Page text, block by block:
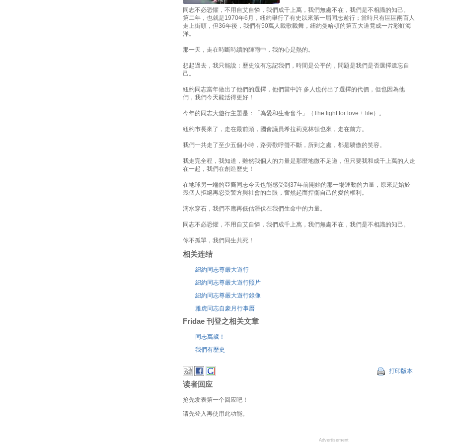
同志不必恐懼，不用自艾自憐，我們成千上萬，我們無處不在，我們是不相識的知己。
第二年，也就是1970年6月，紐約舉行了有史以來第一屆同志遊行；當時只有區區兩百人
走上街頭，但36年後，我們有50萬人載歌載舞，紐約曼哈頓的第五大道竟成一片彩虹海
洋。
那一天，走在時斷時續的陣雨中，我的心是熱的。
想起過去，我只能說：歷史沒有忘記我們，時間是公平的，問題是我們是否選擇遺忘自
己。
紐約同志當年做出了他們的選擇，他們當中許 多人也付出了選擇的代價，但也因為他
們，我們今天能活得更好！
今年的同志大遊行主題是：「為愛和生命奮斗」（The fight for love + life）。
紐約市長來了，走在最前頭，國會議員希拉莉克林頓也來，走在前方。
我們一共走了至少五個小時，路旁歡呼聲不斷，所到之處，都是驕傲的笑容。
我走完全程，我知道，雖然我個人的力量是那麼地微不足道，但只要我和成千上萬的人走
在一起，我們在創造歷史！
在地球另一端的亞裔同志今天也能感受到37年前開始的那一場運動的力量，原來是始於
幾個人拒絕再忍受警方與社會的白眼，奮然起而捍衛自己的愛的權利。
滴水穿石，我們不應再低估潛伏在我們生命中的力量。
同志不必恐懼，不用自艾自憐，我們成千上萬，我們無處不在，我們是不相識的知己。
你不孤單，我們同生共死！
相关连结
紐約同志尊嚴大遊行
紐約同志尊嚴大遊行照片
紐約同志尊嚴大遊行錄像
雅虎同志自豪月行事曆
Fridae 刊登之相关文章
同志萬歲！
我們有歷史
打印版本
读者回应
抢先发表第一个回应吧！
请先登入再使用此功能。
Advertisement